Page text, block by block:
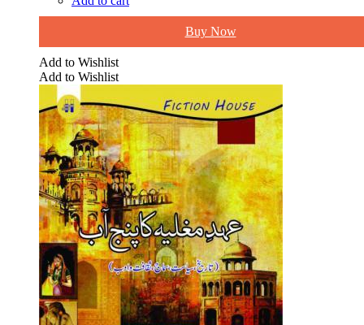
Buy Now
Add to Wishlist
Add to Wishlist